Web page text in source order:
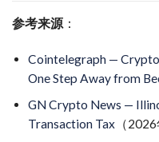
参考来源 ：
Cointelegraph —
One Step Away from
GN Crypto News —
Transaction Tax （